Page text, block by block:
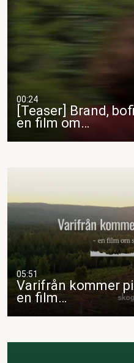
00:24
[Teaser] Brand,
en film om…
05:51
Varifrån kommer
en film…